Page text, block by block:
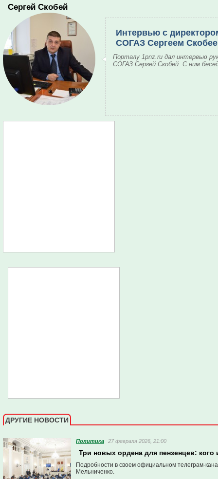
Сергей Скобей
Интервью с
СОГАЗ Сергеем
Порталу 1pnz.ru дал интервью
СОГАЗ Сергей Скобей. С ним
ДРУГИЕ НОВОСТИ
Политика 27 февраля 2026, 21:00
Три новых ордена для пензенцев: кого
Подробности в своем официальном телеграм-
Мельниченко.